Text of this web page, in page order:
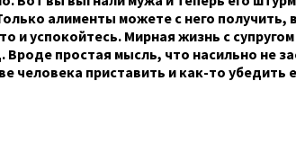
алименты можете с него получить,
и успокойтесь. Мирная жизнь с
простая мысль, что насильно не
приставить и как-то убедить